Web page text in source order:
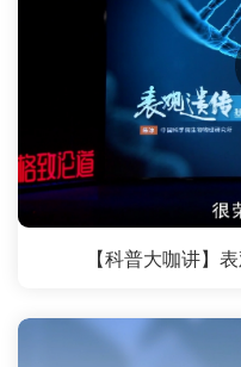
【科普大咖讲】